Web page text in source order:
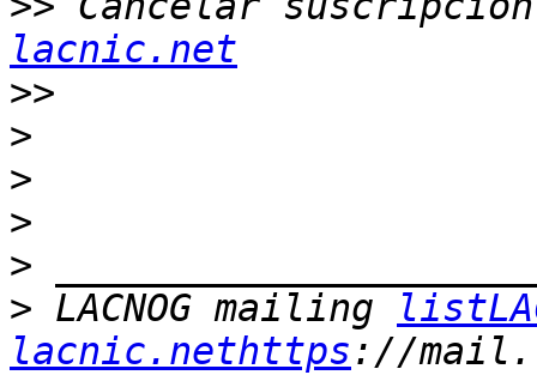
lacnic.net
>>
>
>
>
>
> LACNOG mailing
lacnic.nethttps